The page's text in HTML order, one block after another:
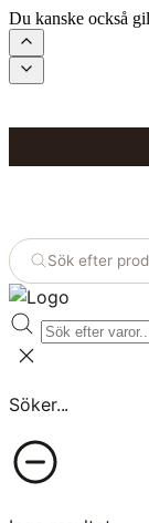
Du kanske också
Sök efter
Söker...